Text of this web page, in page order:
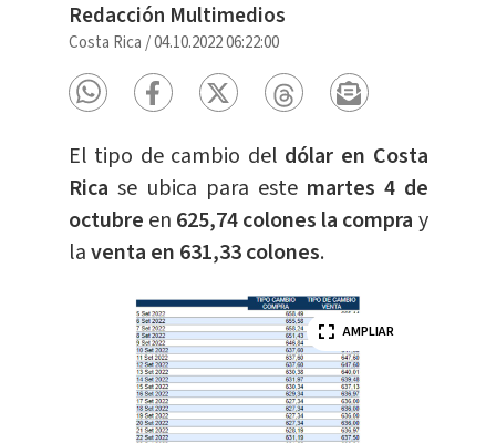
Redacción Multimedios
Costa Rica /04.10.2022 06:22:00
El tipo de cambio del dólar en Costa
Rica se ubica para este martes 4 de
octubre en 625,74 colones la compra y
laventa en 631,33 colones.
AMPLIAR